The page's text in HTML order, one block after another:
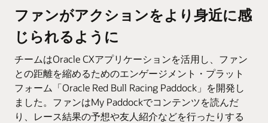
ファンがアクションをより身近に感
じられるように
チームはOracle CXアプリケーションを活用し、ファン
との距離を縮めるためのエンゲージメント・プラット
フォーム「Oracle Red Bull Racing Paddock」を開発し
ました。ファンはMy Paddockでコンテンツを読んだ
り、レース結果の予想や友人紹介などを行ったりする